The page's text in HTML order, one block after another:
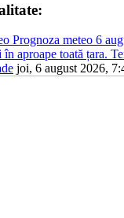
Prognoza meteo 6
aproape toată țara.
joi, 6 august 2026,